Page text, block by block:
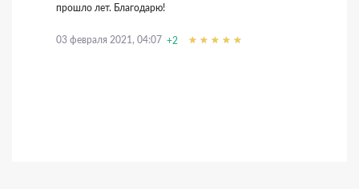
прошло лет. Благодарю!
03 февраля 2021, 04:07 +2